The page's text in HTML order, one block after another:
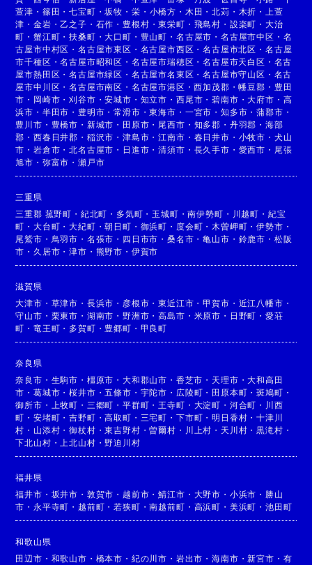
萱津 ・ 篠田 ・七宝町 ・坂牧 ・ 栄 ・ 小橋方 ・ 木田 ・北苅 ・ 木折 ・
上萱
津 ・金岩 ・乙之子 ・ 石作 ・ 豊根村 ・東栄町 ・ 飛島村 ・ 設楽町 ・ 大治
町 ・蟹江町 ・扶桑町 ・大口町 ・ 豊山町 ・ 名古屋市 ・ 名古屋市中区 ・ 名
古屋市中村区 ・名古屋市東区 ・ 名古屋市西区 ・名古屋市北区 ・ 名古屋
市千種区 ・名古屋市昭和区 ・ 名古屋市瑞穂区 ・名古屋市天白区 ・ 名古
屋市熱田区 ・名古屋市緑区 ・ 名古屋市名東区 ・名古屋市守山区 ・ 名古
屋市中川区 ・名古屋市南区 ・ 名古屋市港区 ・西加茂郡 ・幡豆郡 ・ 豊田
市 ・ 岡崎市 ・刈谷市 ・安城市 ・ 知立市 ・ 西尾市 ・碧南市 ・大府市 ・ 高
浜市 ・ 半田市 ・ 豊明市 ・常滑市 ・東海市 ・ 一宮市 ・ 知多市 ・蒲郡市 ・
豊川市 ・ 豊橋市 ・ 新城市 ・ 田原市 ・ 尾西市 ・ 知多郡 ・ 丹羽郡 ・ 海部
郡 ・西春日井郡 ・ 稲沢市 ・津島市 ・江南市 ・ 春日井市 ・ 小牧市 ・ 犬山
市 ・岩倉市 ・北名古屋市 ・ 日進市 ・清須市 ・ 長久手市 ・ 愛西市 ・ 尾張
旭市 ・ 弥富市 ・瀬戸市
三重県
三重郡 菰野町 ・ 紀北町 ・ 多気町 ・ 玉城町 ・南伊勢町 ・ 川越町 ・ 紀宝
町 ・大台町 ・大紀町 ・朝日町 ・ 御浜町 ・ 度会町 ・ 木曽岬町 ・伊勢市 ・
尾鷲市 ・ 鳥羽市 ・ 名張市 ・ 四日市市 ・桑名市 ・亀山市 ・ 鈴鹿市 ・ 松阪
市 ・ 久居市 ・津市 ・ 熊野市 ・ 伊賀市
滋賀県
大津市 ・ 草津市 ・ 長浜市 ・ 彦根市 ・東近江市 ・甲賀市 ・ 近江八幡市 ・
守山市 ・ 栗東市 ・ 湖南市 ・野洲市 ・高島市 ・ 米原市 ・ 日野町 ・ 愛荘
町 ・竜王町 ・ 多賀町 ・ 豊郷町 ・ 甲良町
奈良県
奈良市 ・ 生駒市 ・ 橿原市 ・大和郡山市 ・ 香芝市 ・ 天理市 ・大和高田
市 ・葛城市 ・桜井市 ・五條市 ・ 宇陀市 ・ 広陵町 ・ 田原本町 ・斑鳩町 ・
御所市 ・ 上牧町 ・ 三郷町 ・平群町 ・ 王寺町 ・ 大淀町 ・ 河合町 ・ 川西
町 ・安堵町 ・吉野町 ・高取町 ・ 三宅町 ・ 下市町 ・明日香村 ・十津川
村 ・ 山添村 ・御杖村 ・東吉野村 ・曽爾村 ・ 川上村 ・ 天川村 ・黒滝村 ・
下北山村 ・ 上北山村 ・野迫川村
福井県
福井市 ・ 坂井市 ・ 敦賀市 ・ 越前市 ・鯖江市 ・ 大野市 ・ 小浜市 ・ 勝山
市 ・永平寺町 ・ 越前町 ・若狭町 ・南越前町 ・ 高浜町 ・ 美浜町 ・ 池田町
和歌山県
田辺市 ・ 和歌山市 ・ 橋本市 ・ 紀の川市 ・ 岩出市 ・海南市 ・新宮市 ・ 有